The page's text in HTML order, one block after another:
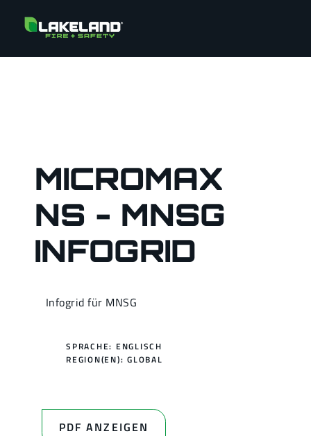
MICROMAX
NS - MNSG
INFOGRID
Infogrid für MNSG
SPRACHE: ENGLISCH
REGION(EN):GLOBAL
PDF ANZEIGEN